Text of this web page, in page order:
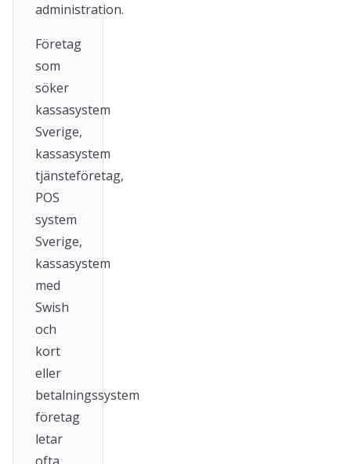
administration.
Företag
som
söker
kassasystem
Sverige,
kassasystem
tjänsteföretag,
POS
system
Sverige,
kassasystem
med
Swish
och
kort
eller
betalningssystem
företag
letar